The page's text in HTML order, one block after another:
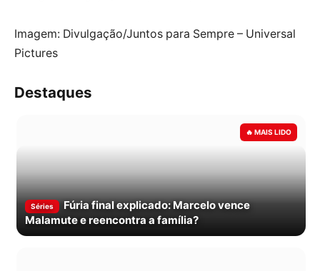
Imagem: Divulgação/Juntos para Sempre – Universal
Pictures
Destaques
Séries
Fúria final explicado: Marcelo vence
Malamute e reencontra a família?